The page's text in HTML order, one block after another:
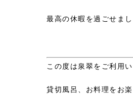
最高の休暇を過ごせま
この度は泉翠をご利用
貸切風呂、お料理をお